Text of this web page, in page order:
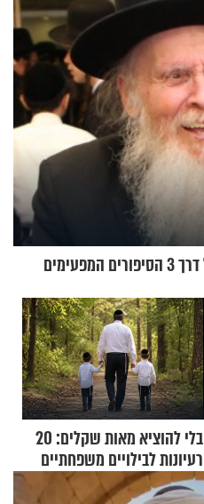
הכירו את הרב אריה פינקל זצ"ל דרך 3 הסיפורים המפעימים
בלי להוציא מאות שקלים: 20
רעיונות לבילויים משפחתיים
כמעט בחינם